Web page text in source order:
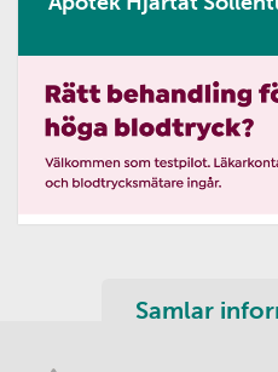
Samlar